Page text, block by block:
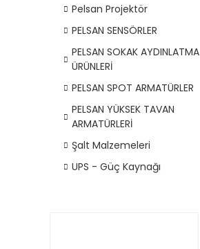
Pelsan Projektör
PELSAN SENSÖRLER
PELSAN SOKAK AYDINLATMA
ÜRÜNLERİ
PELSAN SPOT ARMATÜRLER
PELSAN YÜKSEK TAVAN
ARMATÜRLERİ
Şalt Malzemeleri
UPS - Güç Kaynağı